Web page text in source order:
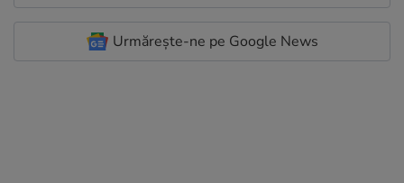
Urmărește-ne pe Google News